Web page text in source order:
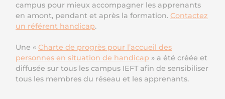
campus pour mieux accompagner les apprenants
en amont, pendant et après la formation. Contactez
un référent handicap.
Une « Charte de progrès pour l’accueil des
personnes en situation de handicap » a été créée et
diffusée sur tous les campus IEFT afin de sensibiliser
tous les membres du réseau et les apprenants.